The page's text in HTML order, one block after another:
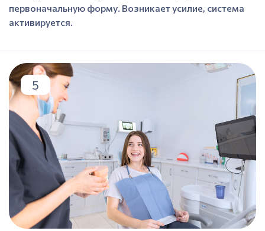
первоначальную форму. Возникает усилие, система
активируется.
5